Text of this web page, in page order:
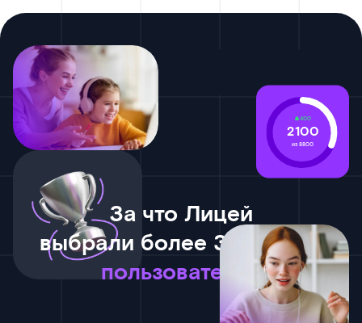
За что Лицей
выбрали более 365 тысяч
пользователей
400
2100
из 8800